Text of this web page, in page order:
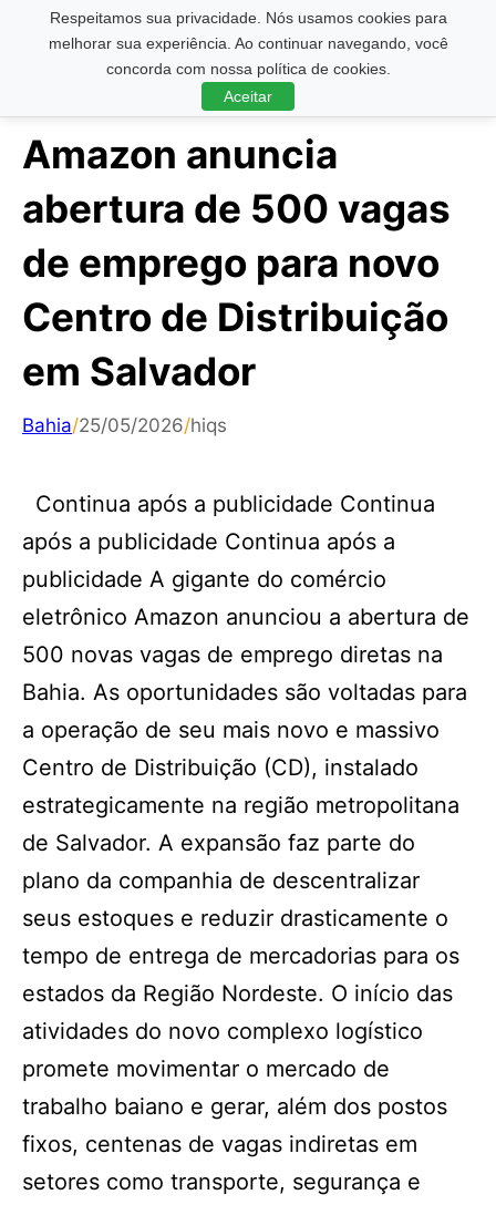
Respeitamos sua privacidade. Nós usamos cookies para
melhorar sua experiência. Ao continuar navegando, você
concorda com nossa política de cookies.
Aceitar
Pesquisar ...
Amazon anuncia
abertura de 500 vagas
de emprego para novo
Centro de Distribuição
em Salvador
Bahia/25/05/2026/hiqs
Continua após a publicidade Continua
após a publicidade Continua após a
publicidade A gigante do comércio
eletrônico Amazon anunciou a abertura de
500 novas vagas de emprego diretas na
Bahia. As oportunidades são voltadas para
a operação de seu mais novo e massivo
Centro de Distribuição (CD), instalado
estrategicamente na região metropolitana
de Salvador. A expansão faz parte do
plano da companhia de descentralizar
seus estoques e reduzir drasticamente o
tempo de entrega de mercadorias para os
estados da Região Nordeste. O início das
atividades do novo complexo logístico
promete movimentar o mercado de
trabalho baiano e gerar, além dos postos
fixos, centenas de vagas indiretas em
setores como transporte, segurança e